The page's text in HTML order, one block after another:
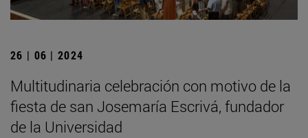
26 | 06 | 2024
Multitudinaria celebración con motivo de la
fiesta de san Josemaría Escrivá, fundador
de la Universidad